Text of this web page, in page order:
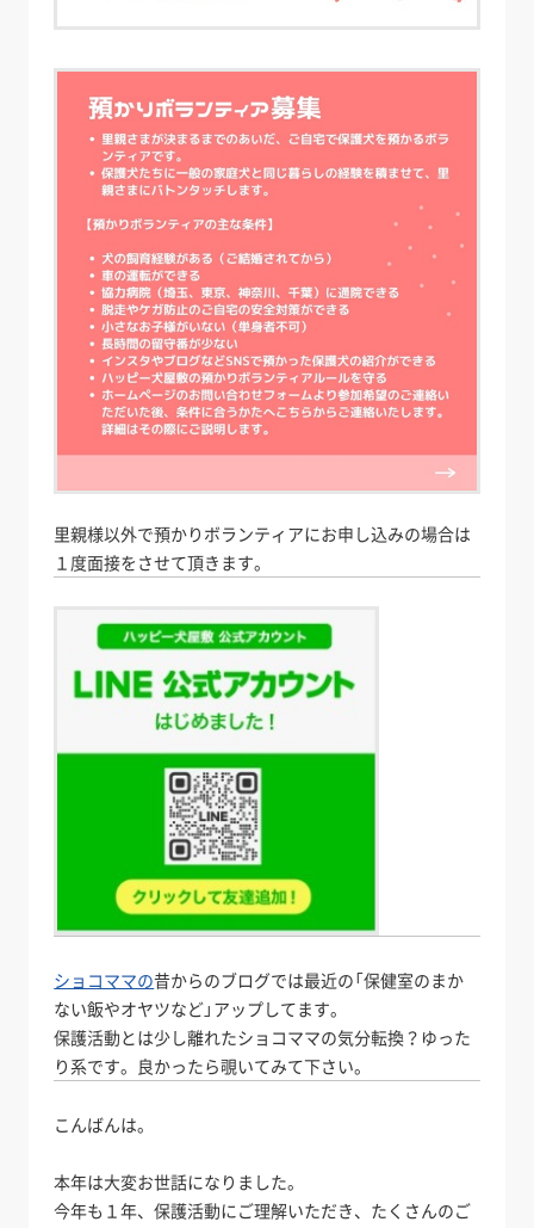
里親様以外で預かりボランティアにお申し込みの場合は
１度面接をさせて頂きます。
ショコママの昔からのブログでは最近の「保健室のまか
ない飯やオヤツなど」アップしてます。
保護活動とは少し離れたショコママの気分転換？ゆった
り系です。良かったら覗いてみて下さい。
こんばんは。
本年は大変お世話になりました。
今年も１年、保護活動にご理解いただき、たくさんのご